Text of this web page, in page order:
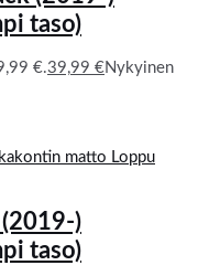
taso)
€.39,99 €Nykyinen
Loppu
)
taso)